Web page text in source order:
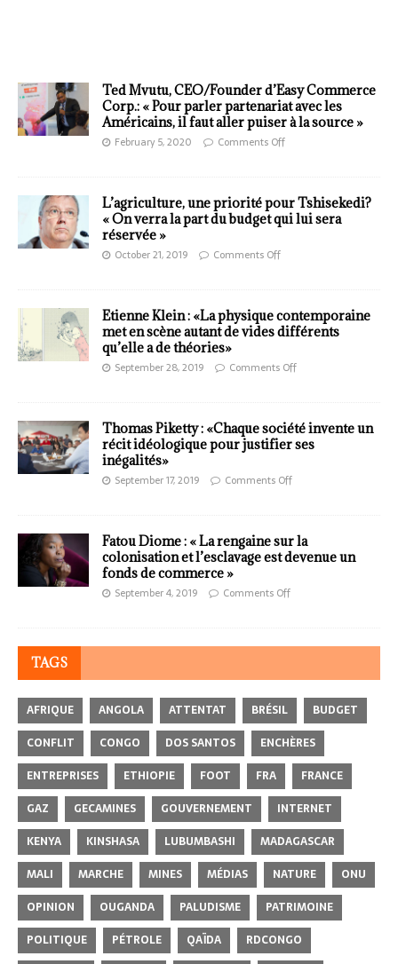
Ted Mvutu, CEO/Founder d’Easy Commerce
Corp.: « Pour parler partenariat avec les
Américains, il faut aller puiser à la source »
February 5, 2020 Comments Off
L’agriculture, une priorité pour Tshisekedi?
« On verra la part du budget qui lui sera
réservée »
October 21, 2019 Comments Off
Etienne Klein : «La physique contemporaine
met en scène autant de vides différents
qu’elle a de théories»
September 28, 2019 Comments Off
Thomas Piketty : «Chaque société invente un
récit idéologique pour justifier ses
inégalités»
September 17, 2019 Comments Off
Fatou Diome : « La rengaine sur la
colonisation et l’esclavage est devenue un
fonds de commerce »
September 4, 2019 Comments Off
TAGS
AFRIQUE ANGOLA ATTENTAT BRÉSIL
BUDGET
CONFLIT
CONGO DOS SANTOS
ENCHÈRES
ENTREPRISES
ETHIOPIE FOOT FRA
FRANCE
GAZ
GECAMINES GOUVERNEMENT
INTERNET
KENYA
KINSHASA LUBUMBASHI
MADAGASCAR
MALI
MARCHE MINES MÉDIAS NATURE
ONU
OPINION
OUGANDA PALUDISME
PATRIMOINE
POLITIQUE
PÉTROLE QAÏDA RDCONGO